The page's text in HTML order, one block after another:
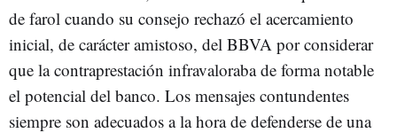
de farol cuando su consejo rechazó el acercamiento
inicial, de carácter amistoso, del BBVA por considerar
que la contraprestación infravaloraba de forma notable
el potencial del banco. Los mensajes contundentes
siempre son adecuados a la hora de defenderse de una